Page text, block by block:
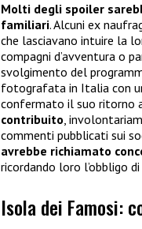
Molti degli spoiler
familiari. Alcuni ex
che lasciavano intuire la
compagni d’avventura o
svolgimento del
fotografata in Italia con
confermato il suo ritorno
contribuito,
commenti pubblicati sui
avrebbe richiamato
ricordando loro l’obbligo
Isola dei Famosi: